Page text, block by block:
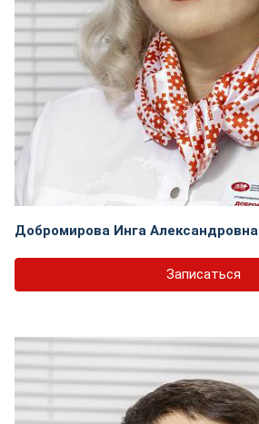
Добромирова Инга Александровна
Записаться